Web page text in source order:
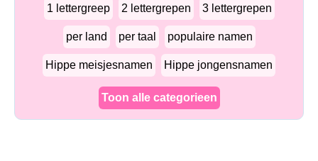
1 lettergreep 2 lettergrepen 3 lettergrepen
per land per taal populaire namen
Hippe meisjesnamen Hippe jongensnamen
Toon alle categorieen